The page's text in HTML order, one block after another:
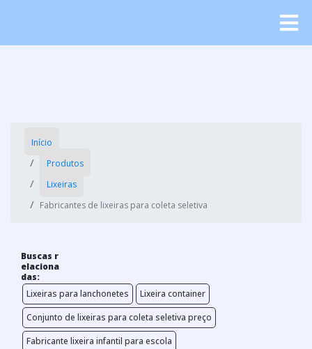
Início
Produtos
Lixeiras
Fabricantes de lixeiras para coleta seletiva
Buscas r
elaciona
das:
Lixeiras para lanchonetes
Lixeira container
Conjunto de lixeiras para coleta seletiva preço
Fabricante lixeira infantil para escola